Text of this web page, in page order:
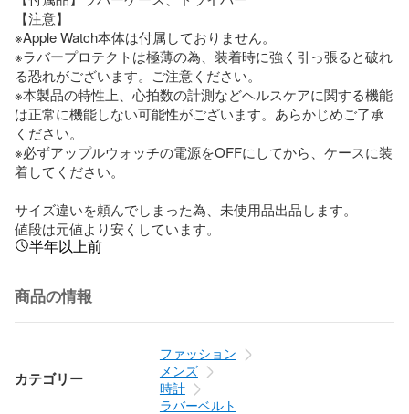
【注意】
※Apple Watch本体は付属しておりません。
※ラバープロテクトは極薄の為、装着時に強く引っ張ると破れ
る恐れがございます。ご注意ください。
※本製品の特性上、心拍数の計測などヘルスケアに関する機能
は正常に機能しない可能性がございます。あらかじめご了承
ください。
※必ずアップルウォッチの電源をOFFにしてから、ケースに装
着してください。
サイズ違いを頼んでしまった為、未使用品出品します。
値段は元値より安くしています。
半年以上前
商品の情報
カテゴリー
ファッション
メンズ
時計
ラバーベルト